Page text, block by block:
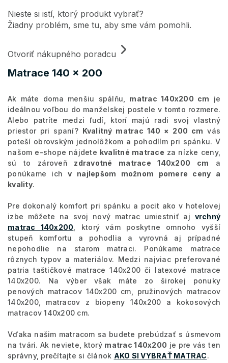
Matrace 140 x 200
Nieste si istí, ktorý produkt vybrať?
Žiadny problém, sme tu, aby sme vám pomohli.
Otvoriť nákupného poradcu
Ak máte doma menšiu spálňu, matrac 140x200 cm je
ideálnou voľbou do manželskej postele v tomto rozmere.
Alebo patríte medzi ľudí, ktorí majú radi svoj vlastný
priestor pri spaní? Kvalitný matrac 140 × 200 cm vás
poteší obrovským jednolôžkom a pohodlím pri spánku. V
našom e-shope nájdete kvalitné matrace za nízke ceny,
sú to zároveň zdravotné matrace 140x200 cm a
ponúkame ichv najlepšom možnom pomere ceny a
kvality.
Pre dokonalý komfort pri spánku a pocit ako v hotelovej
izbe môžete na svoj nový matrac umiestniť aj vrchný
matrac 140x200 , ktorý vám poskytne omnoho vyšší
stupeň komfortu a pohodlia a vyrovná aj prípadné
nepohodlie na starom matraci. Ponúkame matrace
rôznych typov a materiálov. Medzi najviac preferované
patria taštičkové matrace 140x200 či latexové matrace
140x200. Na výber však máte zo širokej ponuky
penových matracov 140x200 cm, pružinových matracov
140x200, matracov z biopeny 140x200 a kokosových
matracov 140x200 cm.
Vďaka našim matracom sa budete prebúdzať s úsmevom
na tvári. Ak neviete, ktorý matrac 140x200 je pre vás ten
správny, prečítajte si článok AKO SI VYBRAŤ MATRAC.